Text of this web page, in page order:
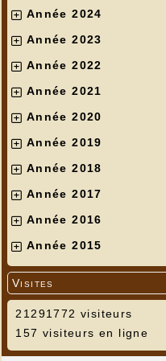
Année 2024
Année 2023
Année 2022
Année 2021
Année 2020
Année 2019
Année 2018
Année 2017
Année 2016
Année 2015
Visites
21291772 visiteurs
157 visiteurs en ligne